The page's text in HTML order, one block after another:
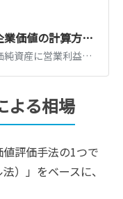
年買法とは？企業価値の計算方法やメリットを図解で詳しく解説
年買法とは、時価純資産に営業利益の3〜5年分を加算して買収額を求める方法です。営業利益は営業権を表し、年数は将来性を基に決定します。公認会計士が、年買法の計算式やメリット・デメリットを解説します。（公認会計士 前田 樹 監修）
よる相場
評価手法の1つで
）」をベースに、